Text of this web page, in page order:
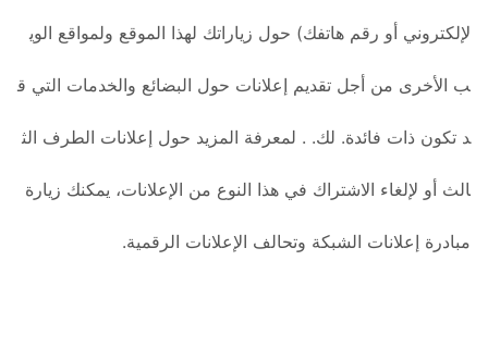
لإلكتروني أو رقم هاتفك) حول زياراتك لهذا الموقع ولمواقع الوي
ب الأخرى من أجل تقديم إعلانات حول البضائع والخدمات التي ق
د تكون ذات فائدة. لك. . لمعرفة المزيد حول إعلانات الطرف الث
الث أو لإلغاء الاشتراك في هذا النوع من الإعلانات، يمكنك زيارة
مبادرة إعلانات الشبكة وتحالف الإعلانات الرقمية.